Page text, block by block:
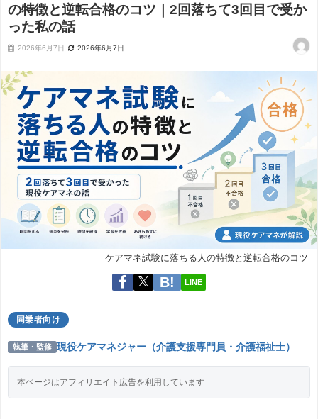
の特徴と逆転合格のコツ｜2回落ちて3回目で受か
った私の話
2026年6月7日 2026年6月7日
ケアマネ試験に落ちる人の特徴と逆転合格のコツ
LINE
同業者向け
執筆・監修 現役ケアマネジャー（介護支援専門員・介護福祉士）
本ページはアフィリエイト広告を利用しています